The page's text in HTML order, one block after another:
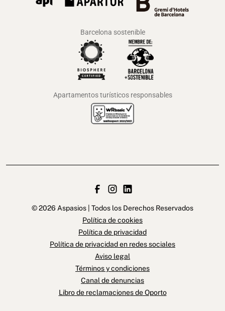
Barcelona sostenible
Apartamentos turísticos responsables
© 2026 Aspasios | Todos los Derechos Reservados
Política de cookies
Política de privacidad
Política de privacidad en redes sociales
Aviso legal
Términos y condiciones
Canal de denuncias
Libro de reclamaciones de Oporto